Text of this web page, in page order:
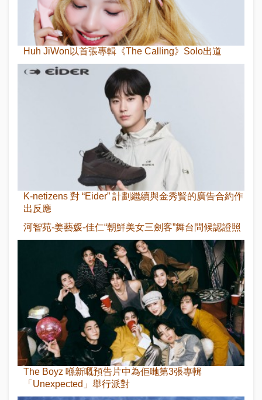
Huh JiWon以首張專輯《The Calling》Solo出道
K-netizens 對 “Eider” 計劃繼續與金秀賢的廣告合約作
出反應
河智苑-姜藝媛-佳仁“朝鮮美女三劍客”舞台問候認證照
The Boyz 喺新嘅預告片中為佢哋第3張專輯
「Unexpected」舉行派對